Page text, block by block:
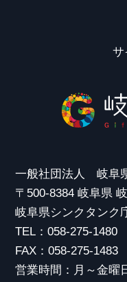
サ
一般社団法人 岐阜
〒500-8384 岐阜県
岐阜県シンクタンク
TEL：058-275-1480
FAX：058-275-1483
営業時間：月～金曜